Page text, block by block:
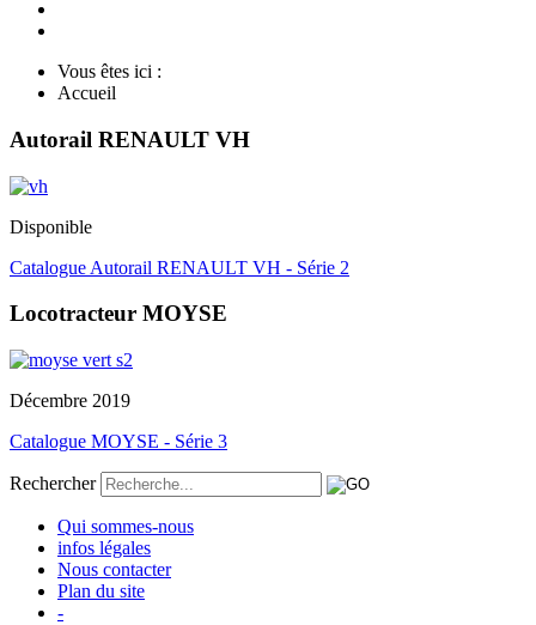
Vous êtes ici :
Accueil
Autorail RENAULT VH
Disponible
Catalogue Autorail RENAULT VH - Série 2
Locotracteur MOYSE
Décembre 2019
Catalogue MOYSE - Série 3
Rechercher
Qui sommes-nous
infos légales
Nous contacter
Plan du site
-